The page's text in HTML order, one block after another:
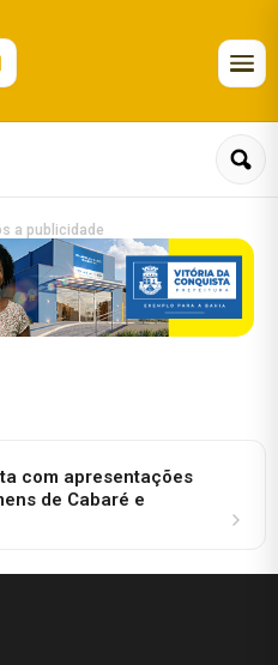
a publicidade
com apresentações
de Cabaré e